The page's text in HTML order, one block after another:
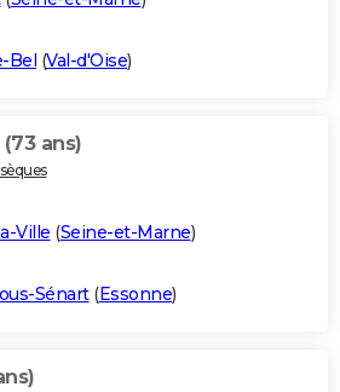
Bel (Val-d'Oise)
(73 ans)
Ville (Seine-et-Marne)
Sénart(Essonne)